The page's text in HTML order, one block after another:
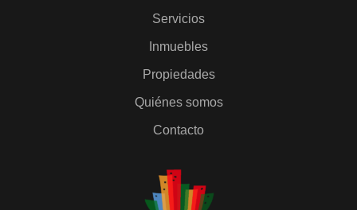
Servicios
Inmuebles
Propiedades
Quiénes somos
Contacto